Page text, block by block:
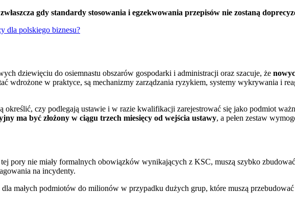
gdy standardy stosowania i egzekwowania przepisów nie zostaną
dla polskiego biznesu?
dziewięciu do osiemnastu obszarów gospodarki i administracji oraz szacuje, że
wdrożone w praktyce, są mechanizmy zarządzania ryzykiem, systemy wykrywania i
czy podlegają ustawie i w razie kwalifikacji zarejestrować się jako podmiot
ma być złożony w ciągu trzech miesięcy od wejścia ustawy, a pełen zestaw
pory nie miały formalnych obowiązków wynikających z KSC, muszą szybko
na incydenty.
małych podmiotów do milionów w przypadku dużych grup, które muszą